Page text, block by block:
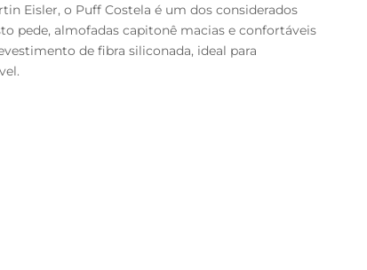
Eisler, o Puff Costela é um dos considerados
pede, almofadas capitonê macias e confortáveis
de fibra siliconada, ideal para